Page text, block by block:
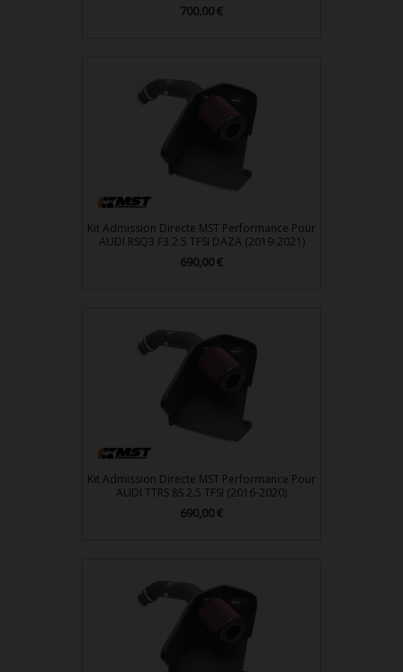
Prix
700,00 €
Kit Admission Directe MST Performance Pour
AUDI RSQ3 F3 2.5 TFSI DAZA (2019-2021)
Prix
690,00 €
Kit Admission Directe MST Performance Pour
AUDI TTRS 8S 2.5 TFSI (2016-2020)
Prix
690,00 €